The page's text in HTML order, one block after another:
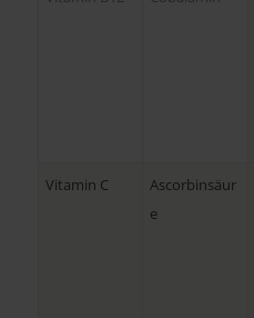
Vitamin C
Ascorbinsäur
e